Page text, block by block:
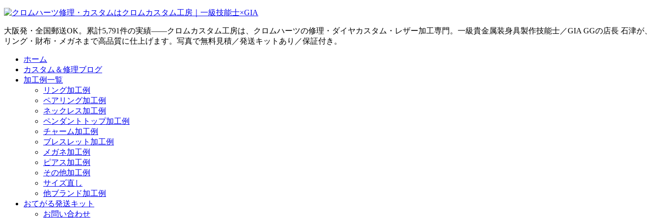
大阪発・全国郵送OK。累計5,791件の実績——クロムカスタム工房は、クロムハーツの修理・ダイヤカスタム・レザー加工専門。一級貴金属装身具製作技能士／GIA GGの店長 石津が、
リング・財布・メガネまで高品質に仕上げます。写真で無料見積／発送キットあり／保証付き。
ホーム
カスタム＆修理ブログ
加工例一覧
リング加工例
ペアリング加工例
ネックレス加工例
ペンダントトップ加工例
チャーム加工例
ブレスレット加工例
メガネ加工例
ピアス加工例
その他加工例
サイズ直し
他ブランド加工例
おてがる発送キット
お問い合わせ